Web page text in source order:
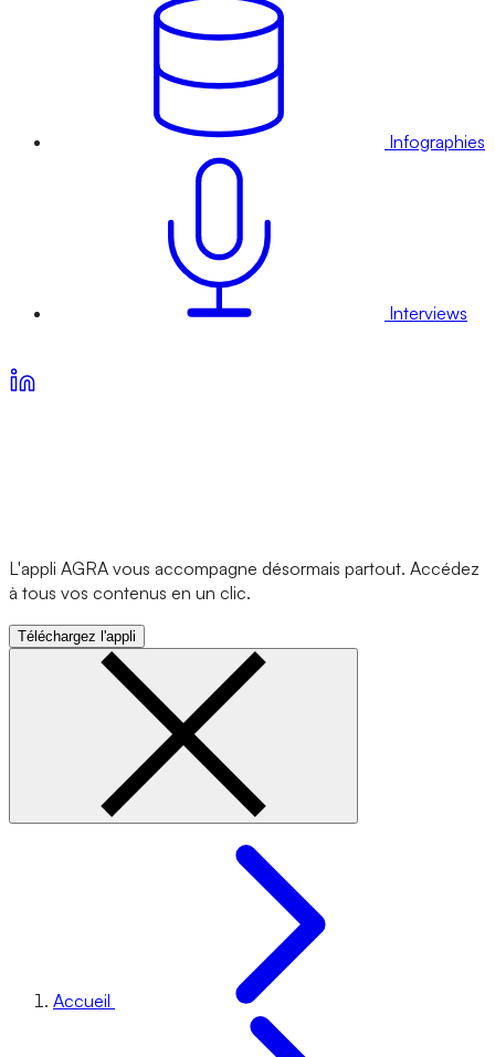
Infographies
Interviews
L'appli AGRA vous accompagne désormais partout. Accédez
à tous vos contenus en un clic.
Téléchargez l'appli
Accueil